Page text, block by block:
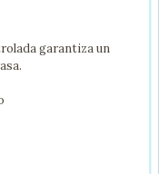
garantiza un